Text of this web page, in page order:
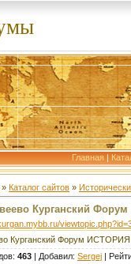
Главная |
» Каталог сайтов »
Курганский
Курганский Форум ИСТОРИЯ
: 463 | Добавил: Sergej |